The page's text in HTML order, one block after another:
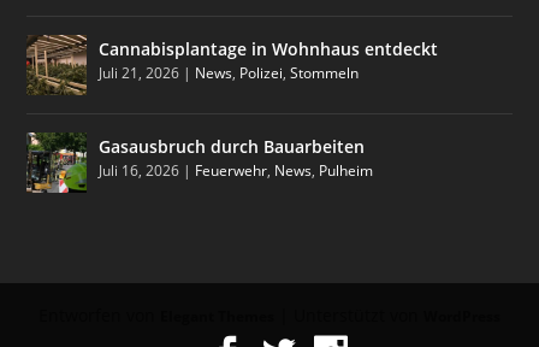
Cannabisplantage in Wohnhaus entdeckt
Juli 21, 2026 | News, Polizei,Stommeln
Gasausbruch durch Bauarbeiten
Juli 16, 2026 | Feuerwehr, News, Pulheim